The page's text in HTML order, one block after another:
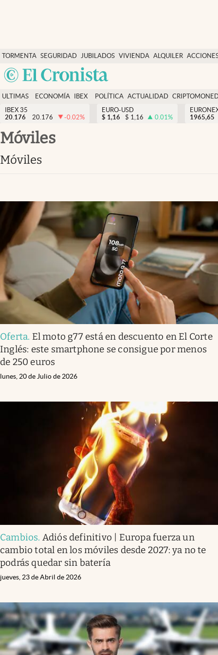
TORMENTA SEGURIDAD
SOCIAL
JUBILADOS VIVIENDA ALQUILER
USA
Economía y finanzas
Política
Actualidad
Criptomonedas
España
ULTIMAS
NOTICIAS
ECONOMÍA
FINANZAS
IBEX
EURO
POLÍTICA ACTUALIDAD
IBEX 35
20.176
20.176 -0.02%
EURO-USD
$ 1,16 $ 1,16 0.01%
1965,65
móviles
móviles
Oferta. El moto g77 está en descuento en El Corte
Inglés: este smartphone se consigue por menos
de 250 euros
lunes, 20 de Julio de 2026
Cambios. Adiós definitivo | Europa fuerza un
cambio total en los móviles desde 2027: ya no te
podrás quedar sin batería
jueves, 23 de Abril de 2026